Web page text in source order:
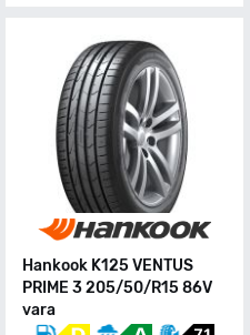
Hankook K125 VENTUS
PRIME 3 205/50/R15 86V
vara